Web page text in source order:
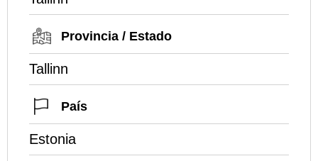
Provincia / Estado
Tallinn
País
Estonia